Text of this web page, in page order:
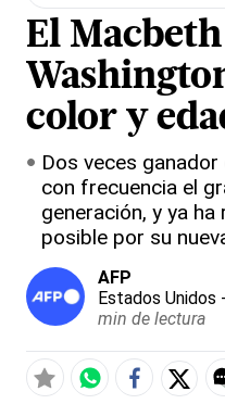
El
color y
Dos veces
con frecuencia el
generación, y ya
posible por su
AFP
Estados Unidos
min de lectura